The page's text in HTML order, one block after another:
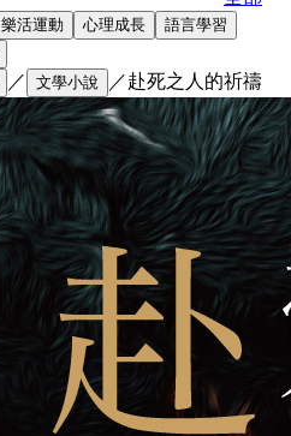
樂活運動 心理成長
語言學習
／ 文學小說 ／赴死之人的祈禱